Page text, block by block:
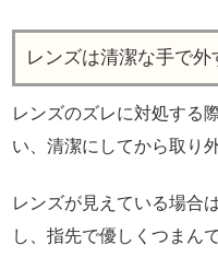
レンズは清潔な手で外
レンズのズレに対処する
い、清潔にしてから取り
レンズが見えている場合
し、指先で優しくつまん